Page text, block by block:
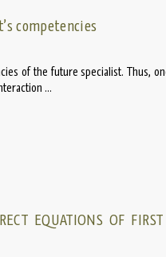
competencies
of the future specialist. Thus,
...
EQUATIONS OF